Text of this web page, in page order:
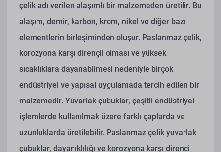
çelik adı verilen alaşımlı bir malzemeden üretilir. Bu
alaşım, demir, karbon, krom, nikel ve diğer bazı
elementlerin birleşiminden oluşur. Paslanmaz çelik,
korozyona karşı dirençli olması ve yüksek
sıcaklıklara dayanabilmesi nedeniyle birçok
endüstriyel ve yapısal uygulamada tercih edilen bir
malzemedir. Yuvarlak çubuklar, çeşitli endüstriyel
işlemlerde kullanılmak üzere farklı çaplarda ve
uzunluklarda üretilebilir. Paslanmaz çelik yuvarlak
çubuklar, dayanıklılığı ve korozyona karşı direnci